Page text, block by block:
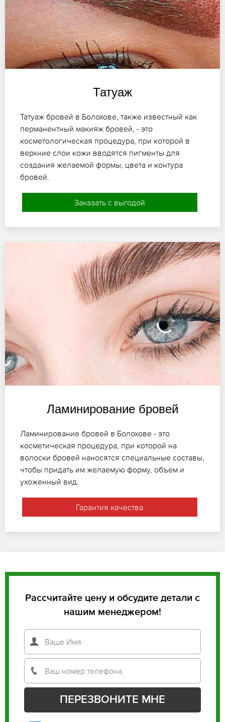
Татуаж
Татуаж бровей в Болохове, также известный как
перманентный макияж бровей, - это
косметологическая процедура, при которой в
верхние слои кожи вводятся пигменты для
создания желаемой формы, цвета и контура
бровей.
Заказать с выгодой
Ламинирование бровей
Ламинирование бровей в Болохове - это
косметическая процедура, при которой на
волоски бровей наносятся специальные составы,
чтобы придать им желаемую форму, объем и
ухоженный вид.
Гарантия качества
Рассчитайте цену и обсудите детали с
нашим менеджером!